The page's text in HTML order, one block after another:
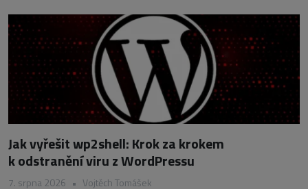
Jak vyřešit wp2shell: Krok za krokem
k odstranění viru z WordPressu
7. srpna 2026 • Vojtěch Tomášek